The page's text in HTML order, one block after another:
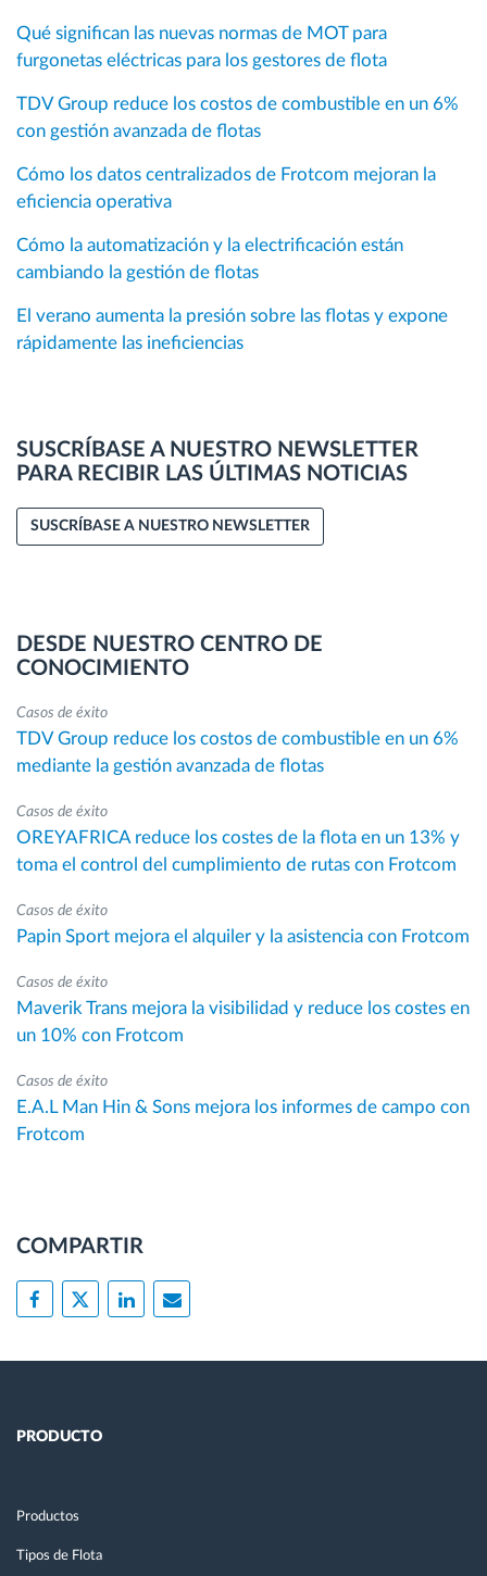
Qué significan las nuevas normas de MOT para
furgonetas eléctricas para los gestores de flota
TDV Group reduce los costos de combustible en un 6%
con gestión avanzada de flotas
Cómo los datos centralizados de Frotcom mejoran la
eficiencia operativa
Cómo la automatización y la electrificación están
cambiando la gestión de flotas
El verano aumenta la presión sobre las flotas y expone
rápidamente las ineficiencias
SUSCRÍBASE A NUESTRO NEWSLETTER
PARA RECIBIR LAS ÚLTIMAS NOTICIAS
SUSCRÍBASE A NUESTRO NEWSLETTER
DESDE NUESTRO CENTRO DE
CONOCIMIENTO
Casos de éxito
TDV Group reduce los costos de combustible en un 6%
mediante la gestión avanzada de flotas
Casos de éxito
OREYAFRICA reduce los costes de la flota en un 13% y
toma el control del cumplimiento de rutas con Frotcom
Casos de éxito
Papin Sport mejora el alquiler y la asistencia con Frotcom
Casos de éxito
Maverik Trans mejora la visibilidad y reduce los costes en
un 10% con Frotcom
Casos de éxito
E.A.L Man Hin & Sons mejora los informes de campo con
Frotcom
COMPARTIR
PRODUCTO
Productos
Tipos de Flota